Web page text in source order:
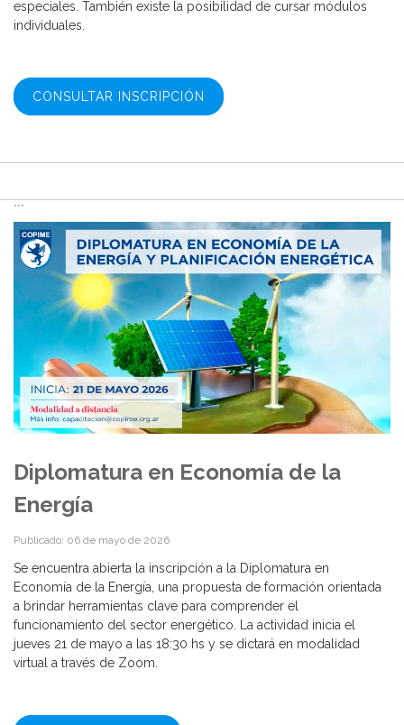
especiales. También existe la posibilidad de cursar módulos
individuales.
CONSULTAR INSCRIPCIÓN
```
Diplomatura en Economía de la
Energía
Publicado: 06 de mayo de 2026
Se encuentra abierta la inscripción a la Diplomatura en
Economía de la Energía, una propuesta de formación orientada
a brindar herramientas clave para comprender el
funcionamiento del sector energético. La actividad inicia el
jueves 21 de mayo a las 18:30 hs y se dictará en modalidad
virtual a través de Zoom.